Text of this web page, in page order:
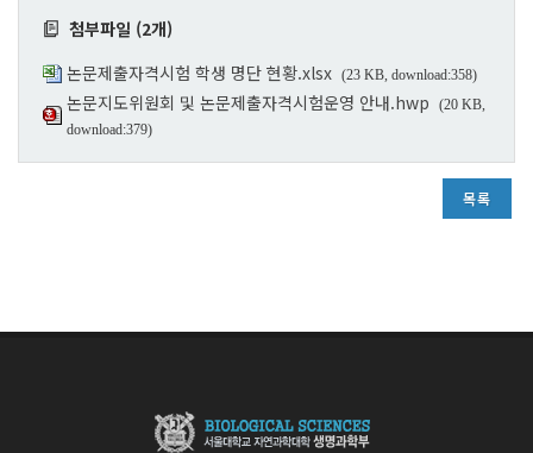
첨부파일 (2개)
논문제출자격시험 학생 명단 현황.xlsx (23 KB, download:358)
논문지도위원회 및 논문제출자격시험운영 안내.hwp
(20 KB,
download:379)
목록